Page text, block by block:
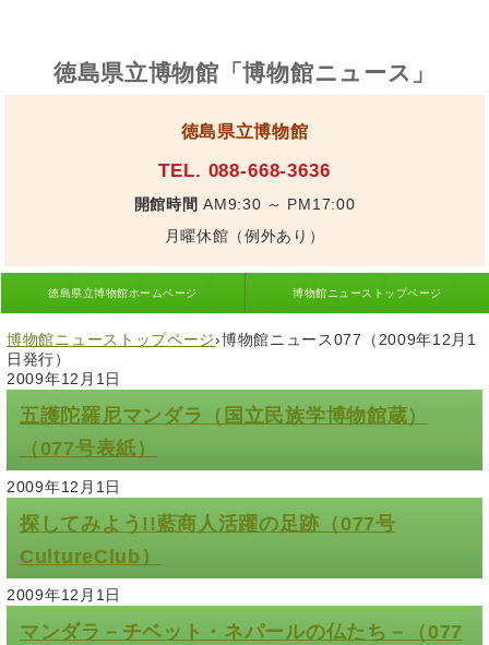
徳島県立博物館「博物館ニュース」
徳島県立博物館
TEL. 088-668-3636
開館時間 AM9:30 ～ PM17:00
月曜休館（例外あり）
徳島県立博物館ホームページ 博物館ニューストップページ
博物館ニューストップページ›博物館ニュース077（2009年12月1
日発行）
2009年12月1日
五護陀羅尼マンダラ（国立民族学博物館蔵）
（077号表紙）
2009年12月1日
探してみよう!!藍商人活躍の足跡（077号
CultureClub）
2009年12月1日
マンダラ－チベット・ネパールの仏たち－（077